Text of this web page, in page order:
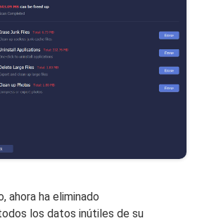
ahora ha eliminado
los datos inútiles de su